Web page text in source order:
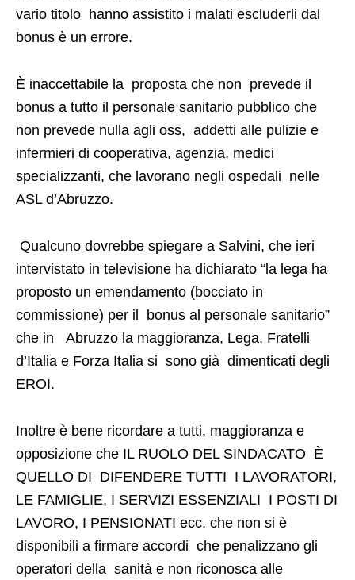
vario titolo hanno assistito i malati escluderli dal
bonus è un errore.
È inaccettabile la proposta che non prevede il
bonus a tutto il personale sanitario pubblico che
non prevede nulla agli oss, addetti alle pulizie e
infermieri di cooperativa, agenzia, medici
specializzanti, che lavorano negli ospedali nelle
ASL d’Abruzzo.
Qualcuno dovrebbe spiegare a Salvini, che ieri
intervistato in televisione ha dichiarato “la lega ha
proposto un emendamento (bocciato in
commissione) per il bonus al personale sanitario”
che in Abruzzo la maggioranza, Lega, Fratelli
d’Italia e Forza Italia si sono già dimenticati degli
EROI.
Inoltre è bene ricordare a tutti, maggioranza e
opposizione che IL RUOLO DEL SINDACATO È
QUELLO DI DIFENDERE TUTTI I LAVORATORI,
LE FAMIGLIE, I SERVIZI ESSENZIALI I POSTI DI
LAVORO, I PENSIONATI ecc. che non si è
disponibili a firmare accordi che penalizzano gli
operatori della sanità e non riconosca alle